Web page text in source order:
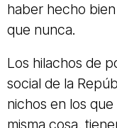
haber hecho
que nunca.
Los hilachos de
social de la
nichos en los
misma cosa,